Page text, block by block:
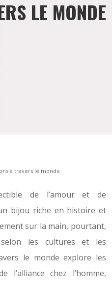
LE MONDE
à travers le monde
de l’amour et de
bijou riche en histoire et
sur la main, pourtant,
selon les cultures et les
le monde explore les
chez l’homme,